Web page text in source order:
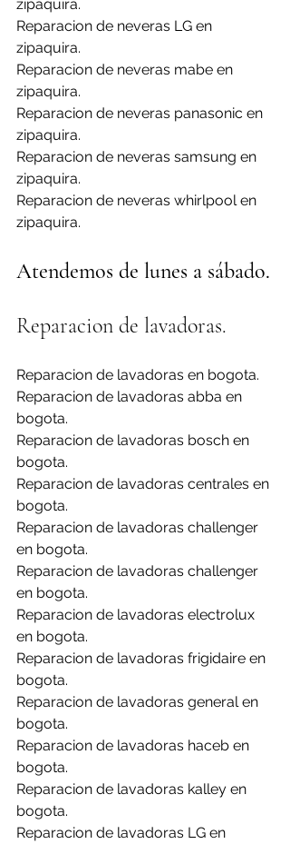
zipaquira.
Reparacion de neveras LG en
zipaquira.
Reparacion de neveras mabe en
zipaquira.
Reparacion de neveras panasonic en
zipaquira.
Reparacion de neveras samsung en
zipaquira.
Reparacion de neveras whirlpool en
zipaquira.
Atendemos de lunes a sábado.
Reparacion de lavadoras.
Reparacion de lavadoras en bogota.
Reparacion de lavadoras abba en
bogota.
Reparacion de lavadoras bosch en
bogota.
Reparacion de lavadoras centrales en
bogota.
Reparacion de lavadoras challenger
en bogota.
Reparacion de lavadoras challenger
en bogota.
Reparacion de lavadoras electrolux
en bogota.
Reparacion de lavadoras frigidaire en
bogota.
Reparacion de lavadoras general en
bogota.
Reparacion de lavadoras haceb en
bogota.
Reparacion de lavadoras kalley en
bogota.
Reparacion de lavadoras LG en